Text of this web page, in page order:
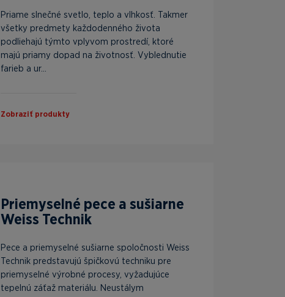
Priame slnečné svetlo, teplo a vlhkosť. Takmer
všetky predmety každodenného života
podliehajú týmto vplyvom prostredí, ktoré
majú priamy dopad na životnosť. Vyblednutie
farieb a ur...
Zobraziť produkty
Priemyselné pece a sušiarne
Weiss Technik
Pece a priemyselné sušiarne spoločnosti Weiss
Technik predstavujú špičkovú techniku pre
priemyselné výrobné procesy, vyžadujúce
tepelnú záťaž materiálu. Neustálym